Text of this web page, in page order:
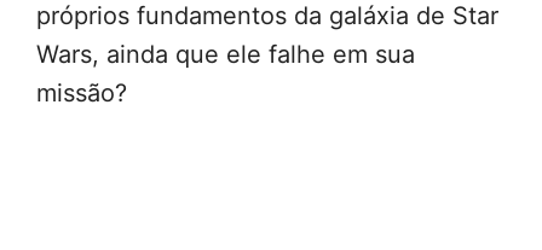
próprios fundamentos da galáxia de Star
Wars, ainda que ele falhe em sua
missão?